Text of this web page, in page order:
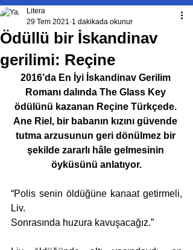
Ödüllü bir İskandinav
gerilimi: Reçine
Litera
29 Tem 2021 1 dakikada okunur
2016’da En İyi İskandinav Gerilim
Romanı dalında The Glass Key
ödülünü kazanan Reçine Türkçede.
Ane Riel, bir babanın kızını güvende
tutma arzusunun geri dönülmez bir
şekilde zararlı hâle gelmesinin
öyküsünü anlatıyor.
“Polis senin öldüğüne kanaat getirmeli,
Liv.
Sonrasında huzura kavuşacağız.”